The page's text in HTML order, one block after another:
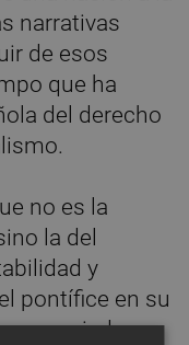
narrativas
de esos
que ha
del derecho
no es la
la del
y
pontífice en su
en